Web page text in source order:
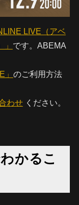
LIVE（アベ
です。ABEMA
のご利用方法
わせください。
かるこ